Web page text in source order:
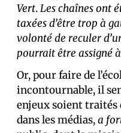
Vert.Les chaînes ont
taxées d’être trop à
volonté de reculer
pourrait être assigné
Or, pour faire de
incontournable, il
enjeux soient traités
dans les médias,a